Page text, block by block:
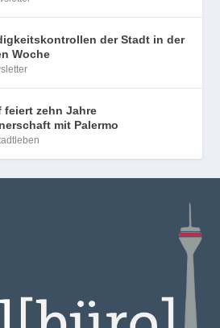
der Stadt in der
Woche
feiert zehn Jahre
mit Palermo